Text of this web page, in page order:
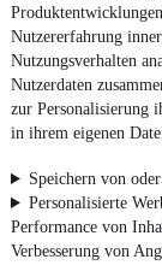
Nutzererfahrung
Nutzungsverhalten
Nutzerdaten
zur Personalisierung
in ihrem eigenen
Speichern von
Personalisierte
Performance von
Verbesserung von
Weitere